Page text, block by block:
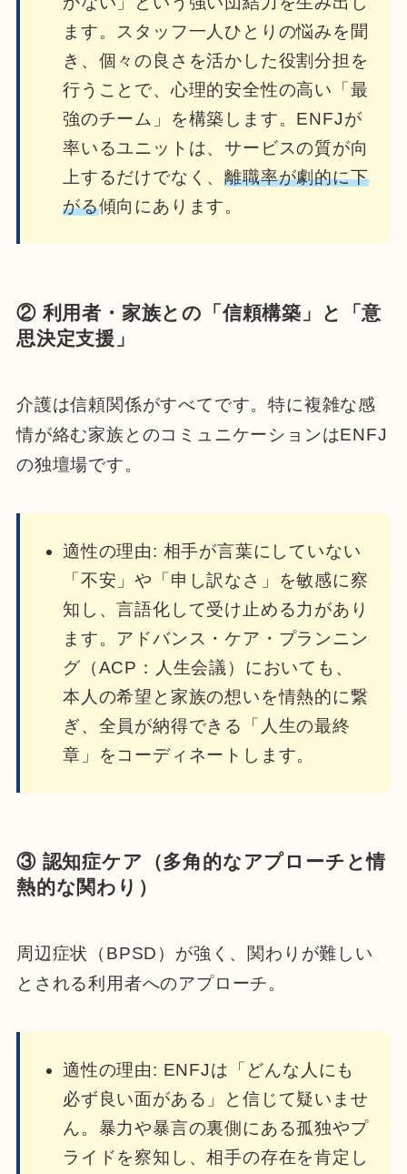
ます。スタッフ一人ひとりの悩みを聞
き、個々の良さを活かした役割分担を
行うことで、心理的安全性の高い「最
強のチーム」を構築します。ENFJが
率いるユニットは、サービスの質が向
上するだけでなく、離職率が劇的に下
がる傾向にあります。
② 利用者・家族との「信頼構築」と「意
思決定支援」
介護は信頼関係がすべてです。特に複雑な感
情が絡む家族とのコミュニケーションはENFJ
の独壇場です。
適性の理由: 相手が言葉にしていない
「不安」や「申し訳なさ」を敏感に察
知し、言語化して受け止める力があり
ます。アドバンス・ケア・プランニン
グ（ACP：人生会議）においても、
本人の希望と家族の想いを情熱的に繋
ぎ、全員が納得できる「人生の最終
章」をコーディネートします。
③ 認知症ケア（多角的なアプローチと情
熱的な関わり）
周辺症状（BPSD）が強く、関わりが難しい
とされる利用者へのアプローチ。
適性の理由: ENFJは「どんな人にも
必ず良い面がある」と信じて疑いませ
ん。暴力や暴言の裏側にある孤独やプ
ライドを察知し、相手の存在を肯定し